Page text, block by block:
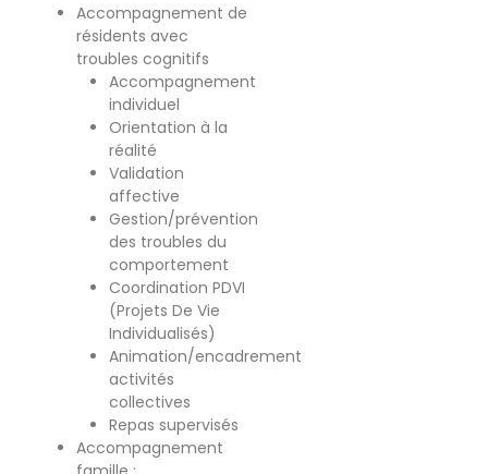
Accompagnement de
résidents avec
troubles cognitifs
Accompagnement
individuel
Orientation à la
réalité
Validation
affective
Gestion/prévention
des troubles du
comportement
Coordination PDVI
(Projets De Vie
Individualisés)
Animation/encadrement
activités
collectives
Repas supervisés
Accompagnement